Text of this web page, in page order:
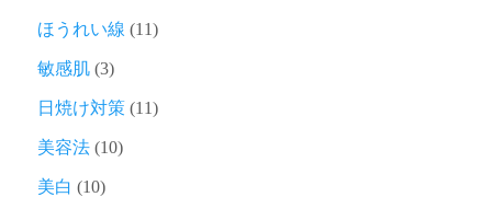
ほうれい線 (11)
敏感肌 (3)
日焼け対策 (11)
美容法 (10)
美白 (10)